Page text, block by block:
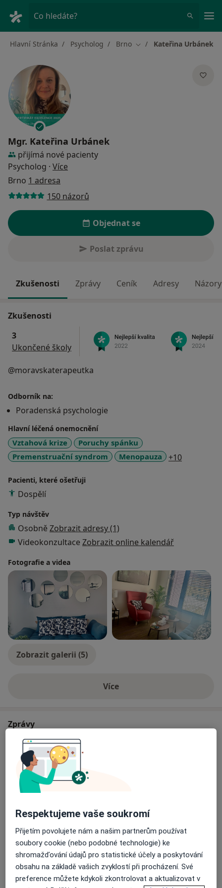
Co hledáte?
Hlavní Stránka Psycholog Brno Změna města
Kateřina Urbánek
Mgr. Kateřina Urbánek
přijímá nové pacienty
Psycholog · Více
Brno 1 adresa
150 názorů
Objednat se
Poslat zprávu
Zkušenosti Zprávy Ceník Adresy
Zkušenosti
3
Ukončené školy
@moravskaterapeutka
Odborník na:
Poradenská psychologie
Hlavní léčená onemocnění
Vztahová krize
Poruchy spánku
Premenstruační syndrom
Menopauza +10
Pacienti, které ošetřuji
Dospělí
Typ návštěv
Osobně Zobrazit adresy (1)
Videokonzultace Zobrazit online kalendář
Fotografie a videa
Zobrazit galerii (5)
Víceo zkušenostech
Zprávy
Mgr. Kateřina Urbánek
Lidická 57, Brno 602 00
-CENÍK:
Nový ceník je platný od 1.1.2023. Sezení
jednotlivec vždy 2500kč. Do poznámky platby
sezení aktuálně plná, stop stav. Nadstandardní
časy mimo pracovní dobu od 3000kč ( po
domluvě).
-NOVÁ ADRESA od 30.4.2024!!!!: Lidická 57, Brno,
zvonek 506, kancelář 506- 5.patro. Zvonit v
Přečtěte si více
31/07/2025
Respektujeme vaše soukromí
Přijetím povolujete nám a našim partnerům používat
soubory cookie (nebo podobné technologie) ke
shromažďování údajů pro statistické účely a poskytování
obsahu na základě vašich zvyklostí při procházení. Své
preference můžete kdykoli zkontrolovat a aktualizovat v